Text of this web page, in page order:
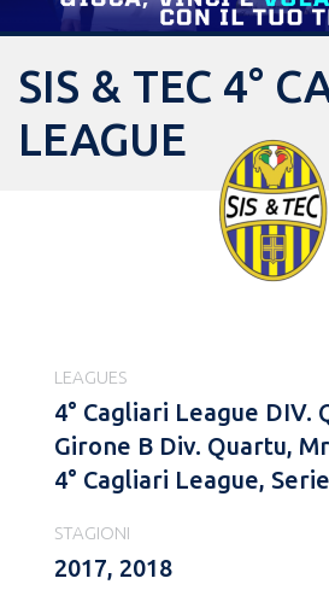
SIS & TEC 4°
LEAGUE
LEAGUES
4° Cagliari League DIV.
Girone B Div. Quartu,
4° Cagliari League,
STAGIONI
2017, 2018